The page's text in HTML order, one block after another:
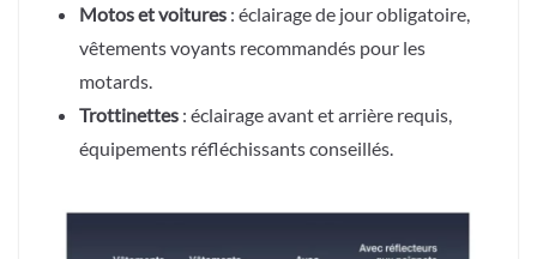
Motos et voitures : éclairage de jour obligatoire,
vêtements voyants recommandés pour les
motards.
Trottinettes : éclairage avant et arrière requis,
équipements réfléchissants conseillés.